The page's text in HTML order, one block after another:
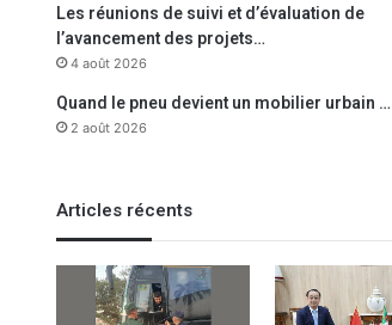
Les réunions de suivi et d’évaluation de
l’avancement des projets…
4 août 2026
Quand le pneu devient un mobilier urbain …
2 août 2026
Articles récents